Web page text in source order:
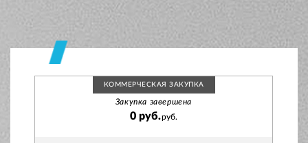
КОММЕРЧЕСКАЯ ЗАКУПКА
Закупка завершена
0 руб.руб.